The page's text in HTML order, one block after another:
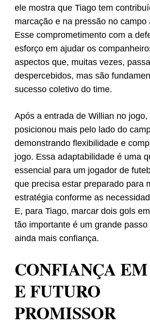
ele mostra que Tiago tem
marcação e na pressão no campo
Esse comprometimento com a
esforço em ajudar os
aspectos que, muitas vezes,
despercebidos, mas são
sucesso coletivo do time.
Após a entrada de Willian no jogo,
posicionou mais pelo lado do
demonstrando flexibilidade e
jogo. Essa adaptabilidade é uma
essencial para um jogador de
que precisa estar preparado para
estratégia conforme as
E, para Tiago, marcar dois gols
tão importante é um grande
ainda mais confiança.
CONFIANÇA
E FUTURO
PROMISSOR